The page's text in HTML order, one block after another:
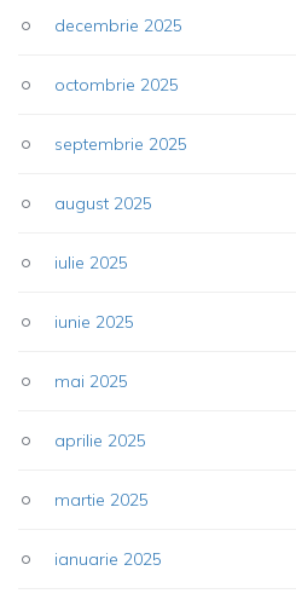
decembrie 2025
octombrie 2025
septembrie 2025
august 2025
iulie 2025
iunie 2025
mai 2025
aprilie 2025
martie 2025
ianuarie 2025